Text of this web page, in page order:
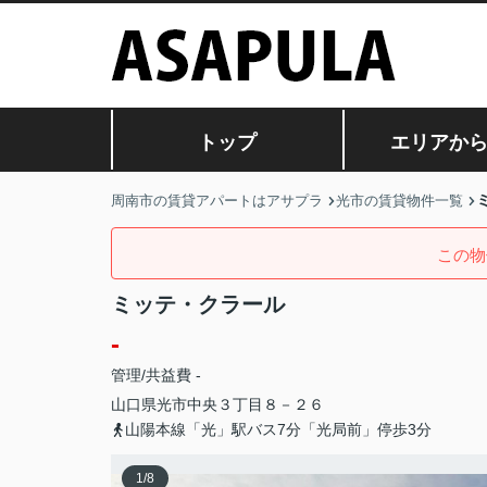
トップ エリアか
周南市の賃貸アパートはアサプラ 光市の賃貸物件一覧
この
ミッテ・クラール
-
管理/共益費 -
山口県光市中央 ３丁目８－２６
山陽本線「光」駅バス7分「光局前」停歩3分
1/8